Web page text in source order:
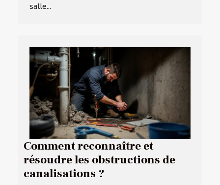
salle...
Comment reconnaître et
résoudre les obstructions de
canalisations ?